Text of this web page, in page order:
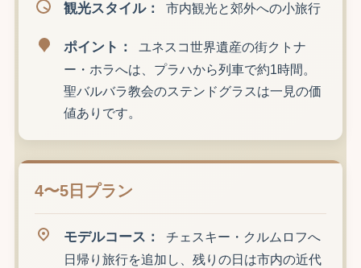
観光スタイル： 市内観光と郊外への小旅行
ポイント：
ユネスコ世界遺産の街クトナ
ー・ホラへは、プラハから列車で約1時間。
聖バルバラ教会のステンドグラスは一見の価
値ありです。
4〜5日プラン
モデルコース：
チェスキー・クルムロフへ
日帰り旅行を追加し、残りの日は市内の近代